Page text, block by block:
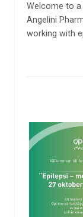
Welcome to a
Angelini
working with